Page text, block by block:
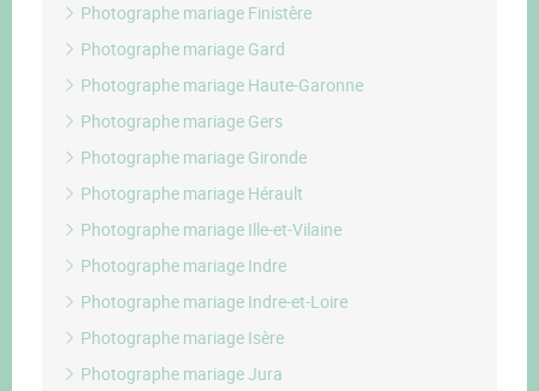
Photographe mariage Finistère
Photographe mariage Gard
Photographe mariage Haute-Garonne
Photographe mariage Gers
Photographe mariage Gironde
Photographe mariage Hérault
Photographe mariage Ille-et-Vilaine
Photographe mariage Indre
Photographe mariage Indre-et-Loire
Photographe mariage Isère
Photographe mariage Jura